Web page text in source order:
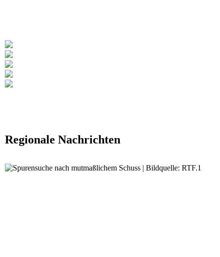
Regionale Nachrichten
Nach mutmaßlichem Schuss: Polizei sucht